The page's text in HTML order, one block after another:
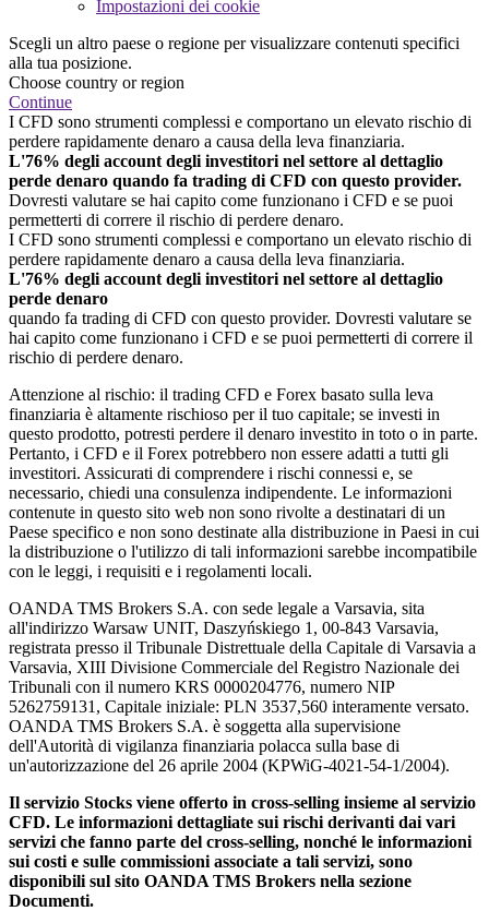
Impostazioni dei cookie
Scegli un altro paese o regione per visualizzare contenuti specifici
alla tua posizione.
Choose country or region
Continue
I CFD sono strumenti complessi e comportano un elevato rischio di
perdere rapidamente denaro a causa della leva finanziaria.
L'76% degli account degli investitori nel settore al dettaglio
perde denaro quando fa trading di CFD con questo provider.
Dovresti valutare se hai capito come funzionano i CFD e se puoi
permetterti di correre il rischio di perdere denaro.
I CFD sono strumenti complessi e comportano un elevato rischio di
perdere rapidamente denaro a causa della leva finanziaria.
L'76% degli account degli investitori nel settore al dettaglio
perde denaro
quando fa trading di CFD con questo provider. Dovresti valutare se
hai capito come funzionano i CFD e se puoi permetterti di correre il
rischio di perdere denaro.
Attenzione al rischio: il trading CFD e Forex basato sulla leva
finanziaria è altamente rischioso per il tuo capitale; se investi in
questo prodotto, potresti perdere il denaro investito in toto o in parte.
Pertanto, i CFD e il Forex potrebbero non essere adatti a tutti gli
investitori. Assicurati di comprendere i rischi connessi e, se
necessario, chiedi una consulenza indipendente. Le informazioni
contenute in questo sito web non sono rivolte a destinatari di un
Paese specifico e non sono destinate alla distribuzione in Paesi in cui
la distribuzione o l'utilizzo di tali informazioni sarebbe incompatibile
con le leggi, i requisiti e i regolamenti locali.
OANDA TMS Brokers S.A. con sede legale a Varsavia, sita
all'indirizzo Warsaw UNIT, Daszyńskiego 1, 00-843 Varsavia,
registrata presso il Tribunale Distrettuale della Capitale di Varsavia a
Varsavia, XIII Divisione Commerciale del Registro Nazionale dei
Tribunali con il numero KRS 0000204776, numero NIP
5262759131, Capitale iniziale: PLN 3537,560 interamente versato.
OANDA TMS Brokers S.A. è soggetta alla supervisione
dell'Autorità di vigilanza finanziaria polacca sulla base di
un'autorizzazione del 26 aprile 2004 (KPWiG-4021-54-1/2004).
Il servizio Stocks viene offerto in cross-selling insieme al servizio
CFD. Le informazioni dettagliate sui rischi derivanti dai vari
servizi che fanno parte del cross-selling, nonché le informazioni
sui costi e sulle commissioni associate a tali servizi, sono
disponibili sul sito OANDA TMS Brokers nella sezione
Documenti.